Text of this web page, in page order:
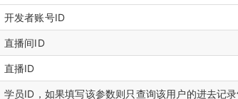
开发者账号ID
直播间ID
直播ID
学员ID，如果填写该参数则只查询该用户的进去记